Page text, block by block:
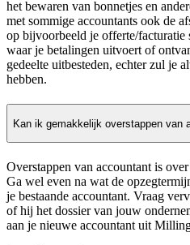
het bewaren van bonnetjes en
met sommige accountants ook de
op bijvoorbeeld je offerte/facturatie
waar je betalingen uitvoert of
gedeelte uitbesteden, echter zul je
hebben.
Kan ik gemakkelijk overstappen van
Overstappen van accountant is
Ga wel even na wat de
je bestaande accountant. Vraag
of hij het dossier van jouw
aan je nieuwe accountant uit